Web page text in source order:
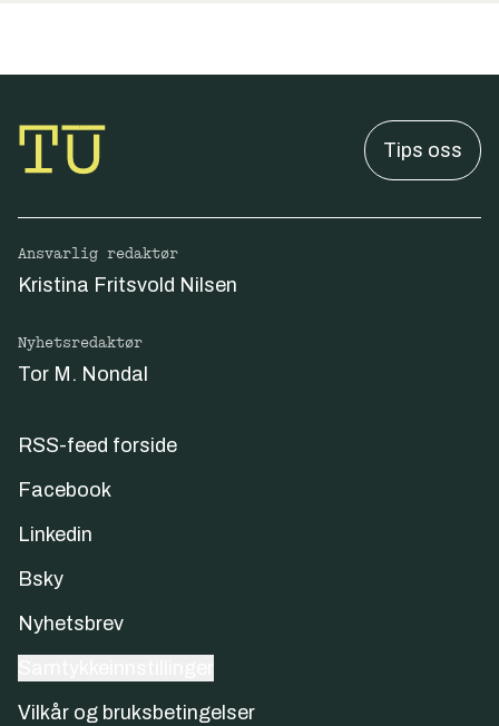
Tips oss
Ansvarlig redaktør
Kristina Fritsvold Nilsen
Nyhetsredaktør
Tor M. Nondal
RSS-feed forside
Facebook
Linkedin
Bsky
Nyhetsbrev
Vilkår og bruksbetingelser